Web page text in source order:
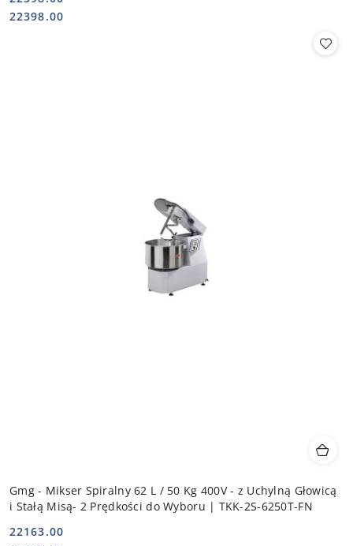
Cena:
Cena:
22398.00
Gmg - Mikser Spiralny 62 L / 50 Kg 400V - z Uchylną Głowicą
i Stałą Misą- 2 Prędkości do Wyboru | TKK-2S-6250T-FN
22163.00